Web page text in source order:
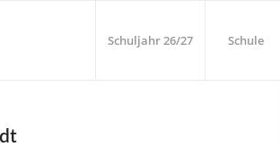
Schuljahr 26/27 Schule